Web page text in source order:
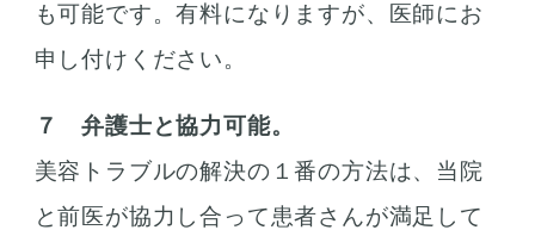
も可能です。有料になりますが、医師にお
申し付けください。
７ 弁護士と協力可能。
美容トラブルの解決の１番の方法は、当院
と前医が協力し合って患者さんが満足して